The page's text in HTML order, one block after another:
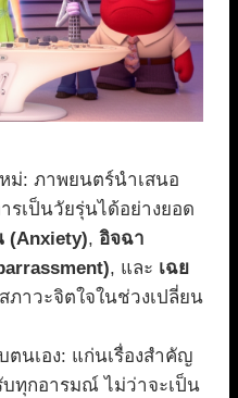
ม่: ภาพยนตร์นำเสนอ
เป็นวัยรุ่นได้อย่างยอด
(Anxiety), อิจฉา
, และ เฉย
ภาวะจิตใจในช่วงเปลี่ยน
ตนเอง: แก่นเรื่องสำคัญ
บทุกอารมณ์ ไม่ว่าจะเป็น